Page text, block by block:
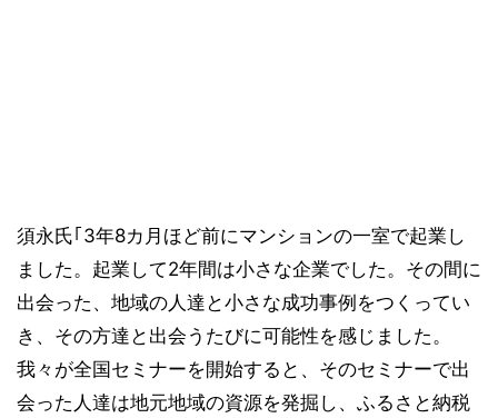
須永氏｢3年8カ月ほど前にマンションの一室で起業し
ました。起業して2年間は小さな企業でした。その間に
出会った、地域の人達と小さな成功事例をつくってい
き、その方達と出会うたびに可能性を感じました。
我々が全国セミナーを開始すると、そのセミナーで出
会った人達は地元地域の資源を発掘し、ふるさと納税